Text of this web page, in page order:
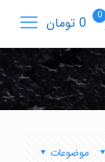
0 0 تومان
موضوعات